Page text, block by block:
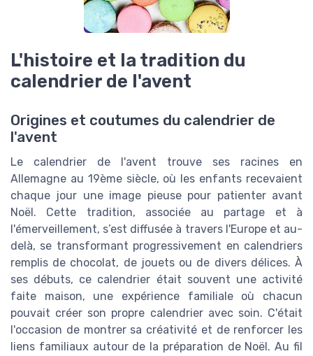
L'histoire et la tradition du
calendrier de l'avent
Origines et coutumes du calendrier de
l'avent
Le calendrier de l'avent trouve ses racines en
Allemagne au 19ème siècle, où les enfants recevaient
chaque jour une image pieuse pour patienter avant
Noël. Cette tradition, associée au partage et à
l'émerveillement, s’est diffusée à travers l'Europe et au-
delà, se transformant progressivement en calendriers
remplis de chocolat, de jouets ou de divers délices. À
ses débuts, ce calendrier était souvent une activité
faite maison, une expérience familiale où chacun
pouvait créer son propre calendrier avec soin. C'était
l'occasion de montrer sa créativité et de renforcer les
liens familiaux autour de la préparation de Noël. Au fil